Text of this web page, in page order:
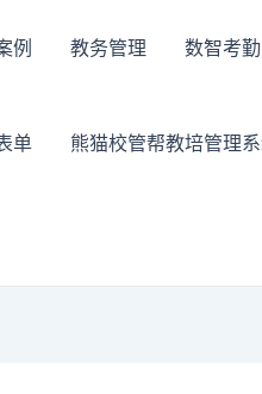
例 教务管理 数智考勤
单 熊猫校管帮教培管理